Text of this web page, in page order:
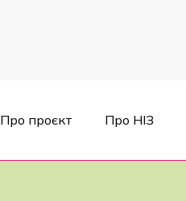
Про проєкт Про НІЗ